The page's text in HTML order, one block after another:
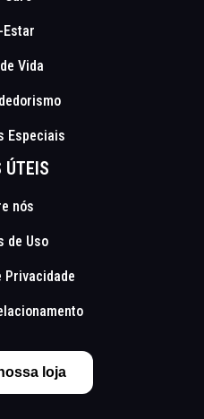
Estar
Vida
Especiais
ÚTEIS
nós
de Uso
Privacidade
loja